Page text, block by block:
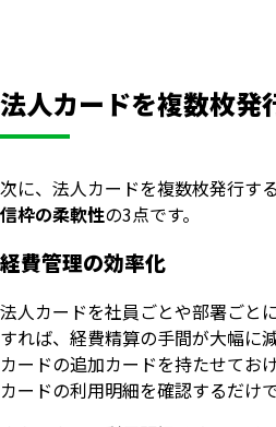
法人カードを複数枚発
次に、法人カードを複数枚発行す
信枠の柔軟性の3点です。
経費管理の効率化
法人カードを社員ごとや部署ごと
すれば、経費精算の手間が大幅に
カードの追加カードを持たせてお
カードの利用明細を確認するだけ